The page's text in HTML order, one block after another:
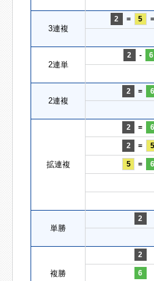
3連複
2 = 5 =
2連単
2 - 6
2連複
2 = 6
拡連複
2 = 6
2 = 5
5 = 6
単勝
2
複勝
2
6